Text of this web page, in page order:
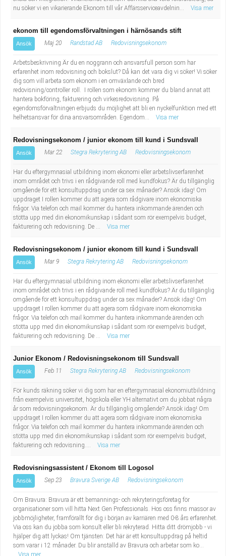
nu söker vi en vikarierande Ekonom till vår Affärsserviceavdelnin...
Visa mer
ekonom till egendomsförvaltningen i härnösands stift
Ansök Maj 20 Randstad AB Redovisningsekonom
Arbetsbeskrivning Är du en noggrann och ansvarsfull person som har
erfarenhet inom redovisning och bokslut? Då kan det vara dig vi söker! Vi söker
dig som vill arbeta som ekonom i en omväxlande och bred
redovisning/controller roll. I rollen som ekonom kommer du bland annat att
hantera bokföring, fakturering och virkesredovisning. På
egendomsförvaltningen erbjuds du möjlighet att bli en nyckelfunktion med ett
helhetsansvar för dina ansvarsområden. Egendom...
Visa mer
Redovisningsekonom / junior ekonom till kund i Sundsvall
Ansök Mar 22 Stegra Rekrytering AB Redovisningsekonom
Har du eftergymnasial utbildning inom ekonomi eller arbetslivserfarenhet
inom området och trivs i en rådgivande roll med kundfokus? Är du tillgänglig
omgående för ett konsultuppdrag under ca sex månader? Ansök idag! Om
uppdraget I rollen kommer du att agera som rådgivare inom ekonomiska
frågor. Via telefon och mail kommer du hantera inkommande ärenden och
stötta upp med din ekonomikunskap i sådant som rör exempelvis budget,
fakturering och redovisning. De ...
Visa mer
Redovisningsekonom / junior ekonom till kund i Sundsvall
Ansök Mar 9 Stegra Rekrytering AB Redovisningsekonom
Har du eftergymnasial utbildning inom ekonomi eller arbetslivserfarenhet
inom området och trivs i en rådgivande roll med kundfokus? Är du tillgänglig
omgående för ett konsultuppdrag under ca sex månader? Ansök idag! Om
uppdraget I rollen kommer du att agera som rådgivare inom ekonomiska
frågor. Via telefon och mail kommer du hantera inkommande ärenden och
stötta upp med din ekonomikunskap i sådant som rör exempelvis budget,
fakturering och redovisning. De ...
Visa mer
Junior Ekonom / Redovisningsekonom till Sundsvall
Ansök Feb 11 Stegra Rekrytering AB Redovisningsekonom
För kunds räkning söker vi dig som har en eftergymnasial ekonomiutbildning
från exempelvis universitet, högskola eller YH alternativt om du jobbat några
år som redovisningsekonom. Är du tillgänglig omgående? Ansök idag! Om
uppdraget I rollen kommer du att agera som rådgivare inom ekonomiska
frågor. Via telefon och mail kommer du hantera inkommande ärenden och
stötta upp med din ekonomikunskap i sådant som rör exempelvis budget,
fakturering och redovisning....
Visa mer
Redovisningsassistent / Ekonom till Logosol
Ansök Sep 23 Bravura Sverige AB Redovisningsekonom
Om Bravura: Bravura är ett bemannings- och rekryteringsföretag för
organisationer som vill hitta Next Gen Professionals. Hos oss finns massor av
jobbmöjligheter, framförallt för dig i början av karriären med 0-8 års erfarenhet.
Via oss kan du jobba som konsult eller bli rekryterad. Hitta ditt drömjobb - vi
hjälper dig att lyckas! Om tjänsten: Det här är ett konsultuppdrag på heltid
som varar i 12 månader. Du blir anställd av Bravura och arbetar som ko...
Visa mer